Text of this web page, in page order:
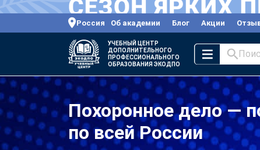
Россия Об академии Блог Акции
УЧЕБНЫЙ ЦЕНТР
ДОПОЛНИТЕЛЬНОГО
ПРОФЕССИОНАЛЬНОГО
ОБРАЗОВАНИЯ ЭКОДПО
Похоронное дело —
по всей России